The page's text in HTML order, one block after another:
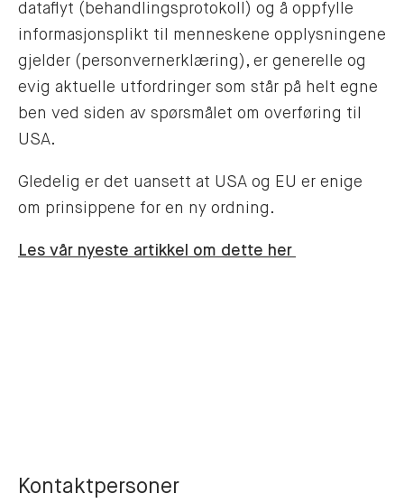
dataflyt (behandlingsprotokoll) og å oppfylle
informasjonsplikt til menneskene opplysningene
gjelder (personvernerklæring), er generelle og
evig aktuelle utfordringer som står på helt egne
ben ved siden av spørsmålet om overføring til
USA.
Gledelig er det uansett at USA og EU er enige
om prinsippene for en ny ordning.
Les vår nyeste artikkel om dette her
Kontaktpersoner